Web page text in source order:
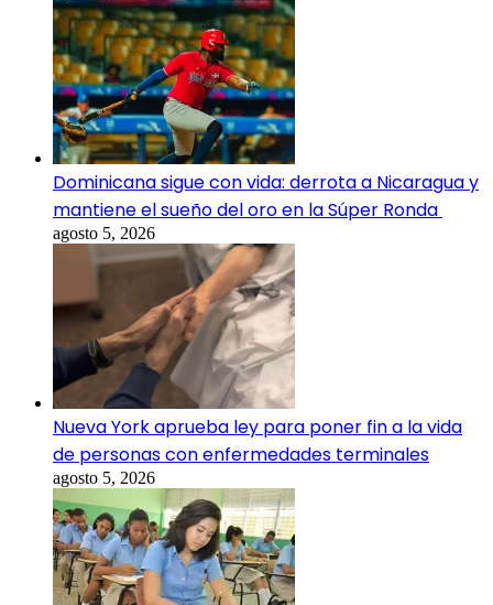
Dominicana sigue con vida: derrota a Nicaragua y
mantiene el sueño del oro en la Súper Ronda
agosto 5, 2026
Nueva York aprueba ley para poner fin a la vida
de personas con enfermedades terminales
agosto 5, 2026